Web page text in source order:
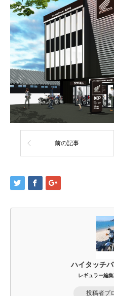
前の記事
ハイタッチ
レギュラー編
投稿者プ